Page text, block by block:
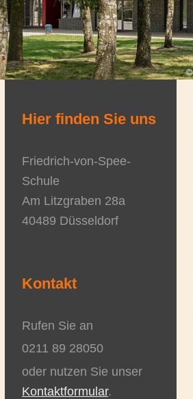
Hier finden Sie uns
Friedrich-von-Spee-
Schule
Am Litzgraben 28a
40489 Düsseldorf
Kontakt
Rufen Sie an
0211 89 28050
oder nutzen Sie unser
Kontaktformular.